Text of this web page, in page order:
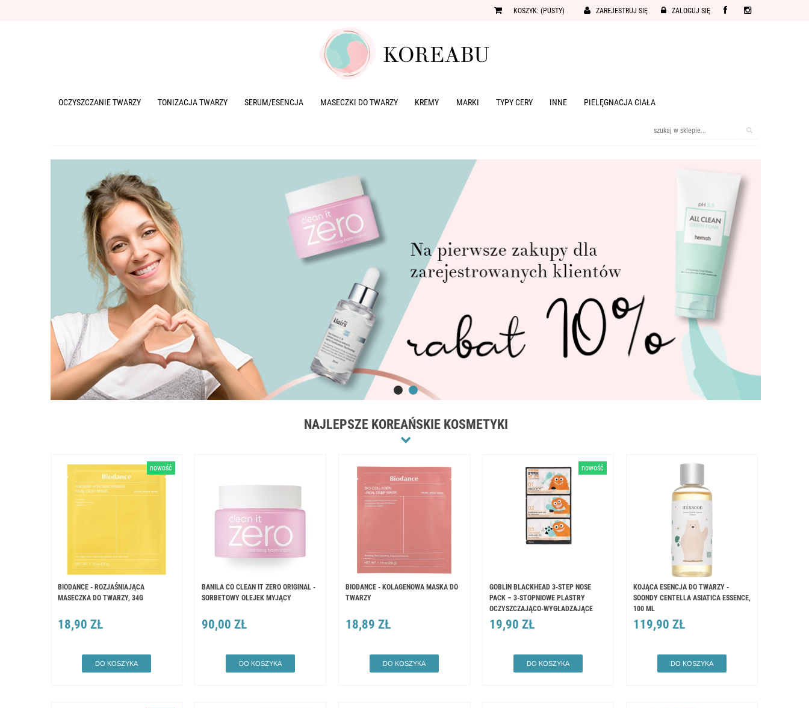
KOSZYK: (PUSTY) ZAREJESTRUJ SIĘ ZALOGUJ SIĘ
OCZYSZCZANIE TWARZY TONIZACJA TWARZY SERUM/ESENCJA MASECZKI DO TWARZY KREMY MARKI TYPY CERY INNE PIELĘGNACJA CIAŁA
NAJLEPSZE KOREAŃSKIE KOSMETYKI
BIODANCE - ROZJAŚNIAJĄCA
MASECZKA DO TWARZY, 34G
18,90 ZŁ
DO KOSZYKA
nowość
BANILA CO CLEAN IT ZERO ORIGINAL -
SORBETOWY OLEJEK MYJĄCY
90,00 ZŁ
DO KOSZYKA
BIODANCE - KOLAGENOWA MASKA DO
TWARZY
18,89 ZŁ
DO KOSZYKA
GOBLIN BLACKHEAD 3-STEP NOSE
PACK – 3-STOPNIOWE PLASTRY
OCZYSZCZAJĄCO-WYGŁADZAJĄCE
19,90 ZŁ
DO KOSZYKA
nowość
KOJĄCA ESENCJA DO TWARZY -
SOONDY CENTELLA ASIATICA ESSENCE,
100 ML
119,90 ZŁ
DO KOSZYKA